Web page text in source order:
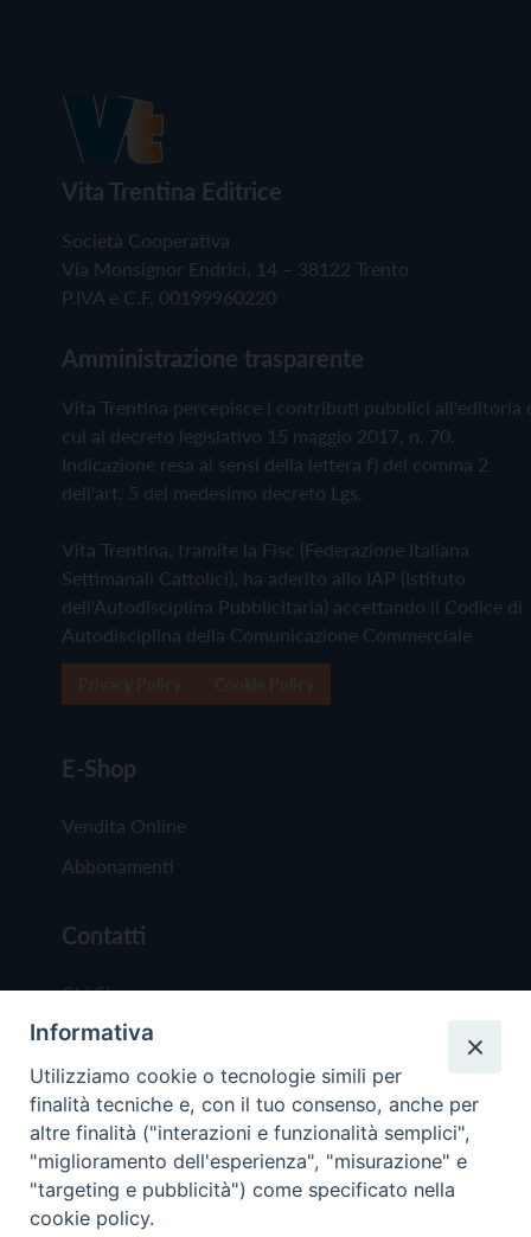
Vita Trentina Editrice
Società Cooperativa
Via Monsignor Endrici, 14 – 38122 Trento
P.IVA e C.F. 00199960220
Amministrazione trasparente
Vita Trentina percepisce i contributi pubblici all'editoria
cui al decreto legislativo 15 maggio 2017, n. 70.
Indicazione resa ai sensi della lettera f) del comma 2
dell'art. 5 del medesimo decreto Lgs.
Vita Trentina, tramite la Fisc (Federazione Italiana
Settimanali Cattolici), ha aderito allo IAP (Istituto
dell'Autodisciplina Pubblicitaria) accettando il Codice di
Autodisciplina della Comunicazione Commerciale
E-Shop
Vendita Online
Abbonamenti
Contatti
Chi Siamo
Redazione
Scrivici
Copyright © 2019 - Tutti i diritti riservati - Vita
Informativa
Utilizziamo cookie o tecnologie simili per
finalità tecniche e, con il tuo consenso, anche per
altre finalità ("interazioni e funzionalità semplici",
"miglioramento dell'esperienza", "misurazione" e
"targeting e pubblicità") come specificato nella
cookie policy.